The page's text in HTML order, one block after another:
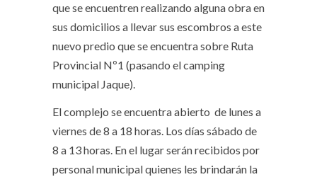
que se encuentren realizando alguna obra en
sus domicilios a llevar sus escombros a este
nuevo predio que se encuentra sobre Ruta
Provincial Nº1 (pasando el camping
municipal Jaque).
El complejo se encuentra abierto de lunes a
viernes de 8 a 18 horas. Los días sábado de
8 a 13 horas. En el lugar serán recibidos por
personal municipal quienes les brindarán la